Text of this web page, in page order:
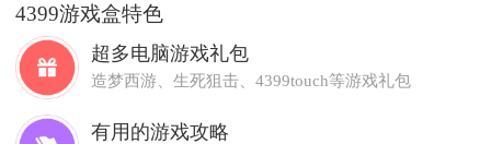
4399游戏盒特色
超多电脑游戏礼包
造梦西游、生死狙击、4399touch等游戏礼包
有用的游戏攻略